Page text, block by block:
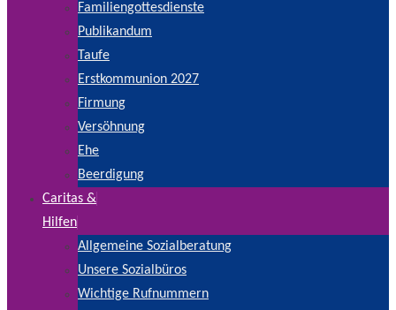
Familiengottesdienste
Publikandum
Taufe
Erstkommunion 2027
Firmung
Versöhnung
Ehe
Beerdigung
Caritas &
Hilfen
Allgemeine Sozialberatung
Unsere Sozialbüros
Wichtige Rufnummern